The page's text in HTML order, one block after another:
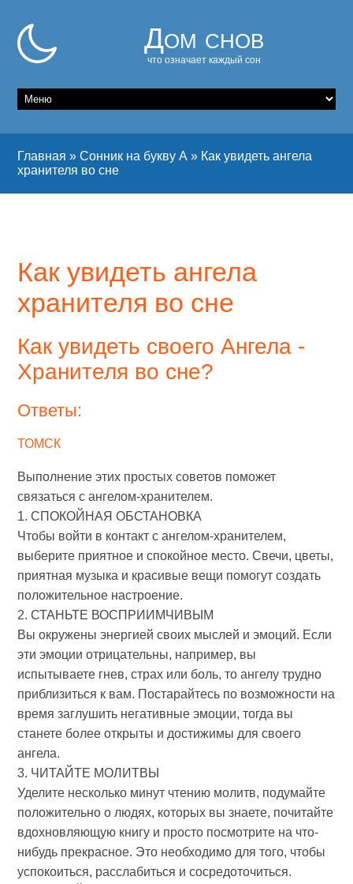
Дом снов
что означает каждый сон
Главная »Сонник на букву А » Как увидеть ангела
хранителя во сне
Как увидеть ангела
хранителя во сне
Как увидеть своего Ангела -
Хранителя во сне?
Ответы:
ТОМСК
Выполнение этих простых советов поможет
связаться с ангелом-хранителем.
1. СПОКОЙНАЯ ОБСТАНОВКА
Чтобы войти в контакт с ангелом-хранителем,
выберите приятное и спокойное место. Свечи, цветы,
приятная музыка и красивые вещи помогут создать
положительное настроение.
2. СТАНЬТЕ ВОСПРИИМЧИВЫМ
Вы окружены энергией своих мыслей и эмоций. Если
эти эмоции отрицательны, например, вы
испытываете гнев, страх или боль, то ангелу трудно
приблизиться к вам. Постарайтесь по возможности на
время заглушить негативные эмоции, тогда вы
станете более открыты и достижимы для своего
ангела.
3. ЧИТАЙТЕ МОЛИТВЫ
Уделите несколько минут чтению молитв, подумайте
положительно о людях, которых вы знаете, почитайте
вдохновляющую книгу и просто посмотрите на что-
нибудь прекрасное. Это необходимо для того, чтобы
успокоиться, расслабиться и сосредоточиться.